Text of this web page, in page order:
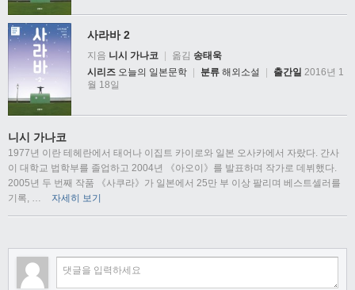
사라바 2
지음 니시 가나코 | 옮김 송태욱
시리즈 오늘의 일본문학 | 분류 해외소설 | 출간일 2016년 1
월 18일
니시 가나코
1977년 이란 테헤란에서 태어나 이집트 카이로와 일본 오사카에서 자랐다. 간사
이 대학교 법학부를 졸업하고 2004년 《아오이》를 발표하며 작가로 데뷔했다.
2005년 두 번째 작품 《사쿠라》가 일본에서 25만 부 이상 팔리며 베스트셀러를
기록, … 자세히 보기